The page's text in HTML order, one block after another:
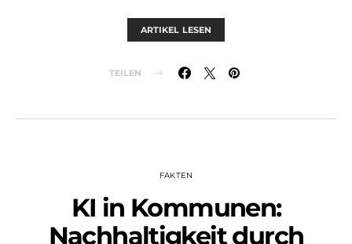
ARTIKEL LESEN
TEILEN
FAKTEN
KI in Kommunen:
Nachhaltigkeit durch